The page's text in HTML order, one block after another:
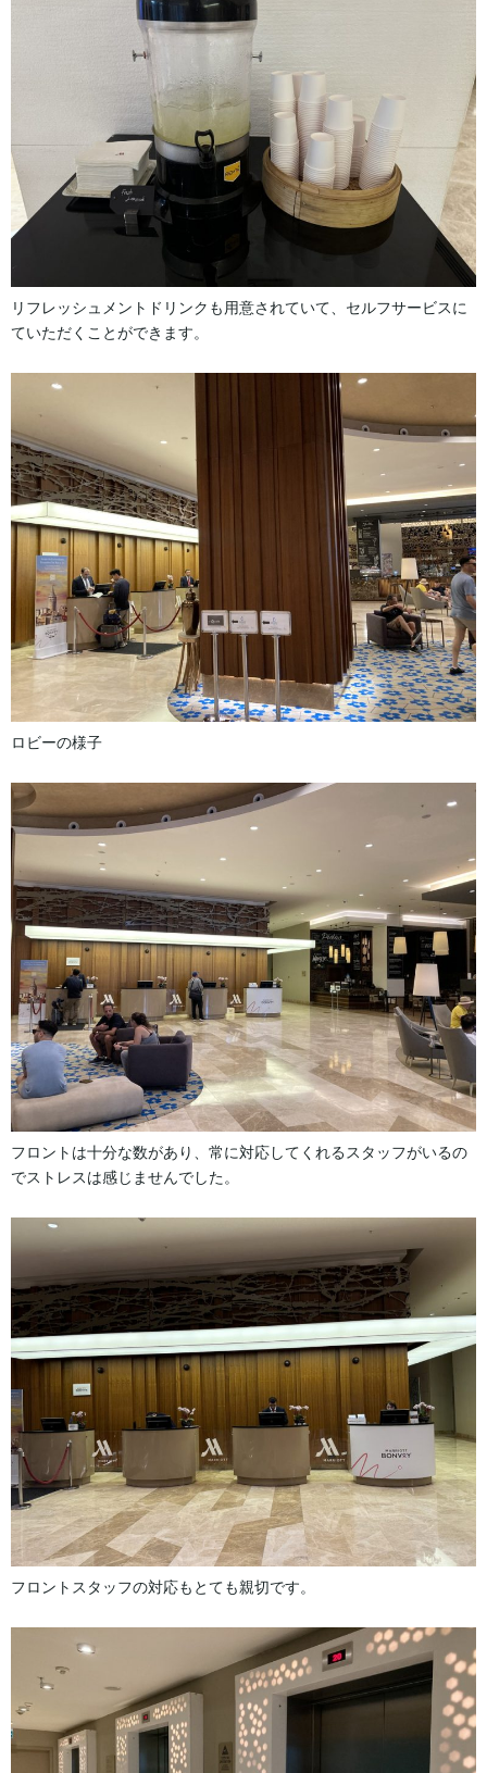
リフレッシュメントドリンクも用意されていて、セルフサービスに
ていただくことができます。
ロビーの様子
フロントは十分な数があり、常に対応してくれるスタッフがいるの
でストレスは感じませんでした。
フロントスタッフの対応もとても親切です。